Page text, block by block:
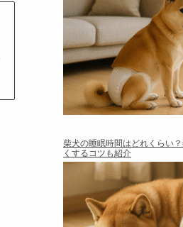
柴犬の睡眠時間はどれくらい
くするコツも紹介